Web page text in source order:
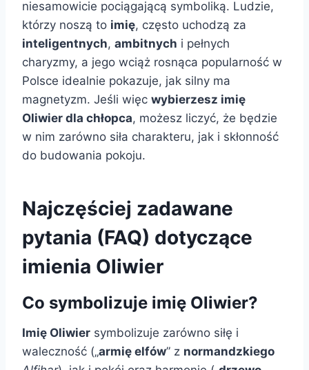
niesamowicie pociągającą symboliką. Ludzie,
którzy noszą to imię, często uchodzą za
inteligentnych, ambitnych i pełnych
charyzmy, a jego wciąż rosnąca popularność w
Polsce idealnie pokazuje, jak silny ma
magnetyzm. Jeśli więc wybierzesz imię
Oliwier dla chłopca, możesz liczyć, że będzie
w nim zarówno siła charakteru, jak i skłonność
do budowania pokoju.
Najczęściej zadawane
pytania (FAQ) dotyczące
imienia Oliwier
Co symbolizuje imię Oliwier?
Imię Oliwier symbolizuje zarówno siłę i
waleczność („armię elfów” z normandzkiego